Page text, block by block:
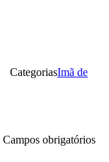
CategoriasImã de
Campos obrigatórios